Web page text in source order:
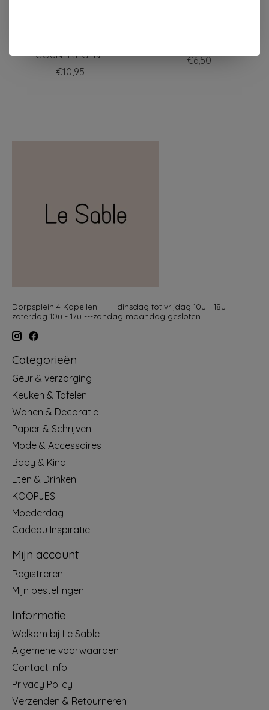
COUNTRY GENT
€10,95
€6,50
Dorpsplein 4 Kapellen ----- dinsdag tot vrijdag 10u - 18u
zaterdag 10u - 17u ---zondag maandag gesloten
Categorieën
Geur & verzorging
Keuken & Tafelen
Wonen & Decoratie
Papier & Schrijven
Mode & Accessoires
Baby & Kind
Eten & Drinken
KOOPJES
Moederdag
Cadeau Inspiratie
Mijn account
Registreren
Mijn bestellingen
Informatie
Welkom bij Le Sable
Algemene voorwaarden
Contact info
Privacy Policy
Verzenden & Retourneren